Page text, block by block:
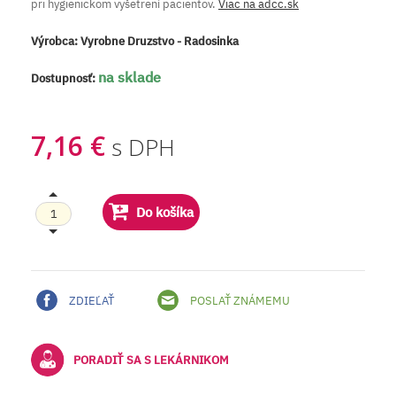
pri hygienickom vyšetrení pacientov. Viac na adcc.sk
Výrobca:Vyrobne Druzstvo - Radosinka
Dostupnosť: na sklade
7,16 € s DPH
Do košíka
ZDIEĽAŤ POSLAŤ ZNÁMEMU
PORADIŤ SA S LEKÁRNIKOM